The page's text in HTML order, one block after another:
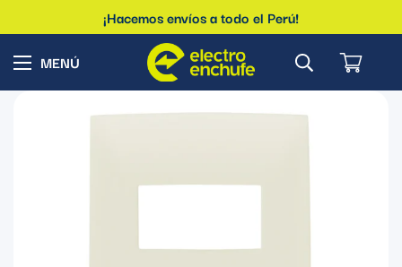
¡Hacemos envíos a todo el Perú!